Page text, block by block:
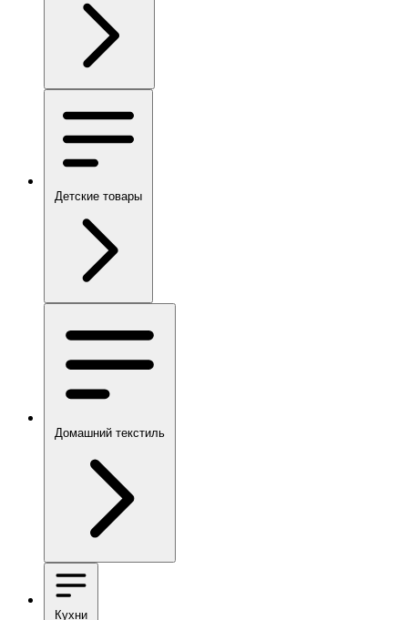
Детские товары
Домашний текстиль
Кухни